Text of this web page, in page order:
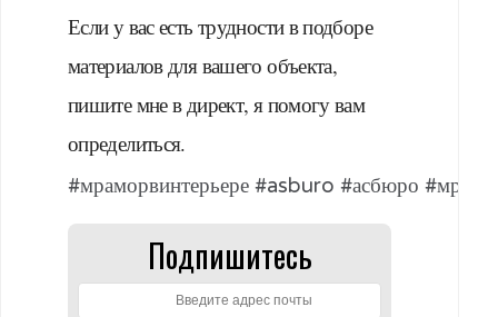
Если у вас есть трудности в подборе
материалов для вашего объекта,
пишите мне в директ, я помогу вам
определиться.
#мраморвинтерьере #asburo #асбюро
Подпишитесь